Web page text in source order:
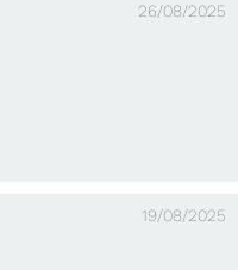
26/08/2025
19/08/2025